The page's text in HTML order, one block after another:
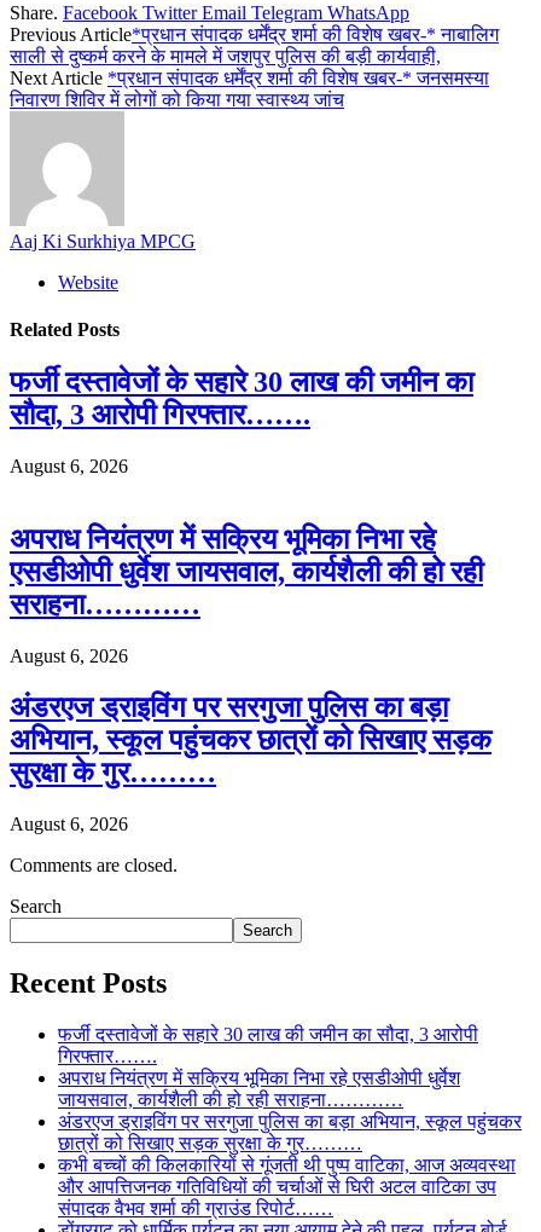
Share. Facebook Twitter Email Telegram WhatsApp
Previous Article*प्रधान संपादक धर्मेंद्र शर्मा की विशेष खबर-* नाबालिग
साली से दुष्कर्म करने के मामले में जशपुर पुलिस की बड़ी कार्यवाही,
Next Article *प्रधान संपादक धर्मेंद्र शर्मा की विशेष खबर-* जनसमस्या
निवारण शिविर में लोगों को किया गया स्वास्थ्य जांच
Aaj Ki Surkhiya MPCG
Website
Related Posts
फर्जी दस्तावेजों के सहारे 30 लाख की जमीन का
सौदा, 3 आरोपी गिरफ्तार…….
August 6, 2026
अपराध नियंत्रण में सक्रिय भूमिका निभा रहे
एसडीओपी धुर्वेश जायसवाल, कार्यशैली की हो रही
सराहना…………
August 6, 2026
अंडरएज ड्राइविंग पर सरगुजा पुलिस का बड़ा
अभियान, स्कूल पहुंचकर छात्रों को सिखाए सड़क
सुरक्षा के गुर………
August 6, 2026
Comments are closed.
Search
Search
Recent Posts
फर्जी दस्तावेजों के सहारे 30 लाख की जमीन का सौदा, 3 आरोपी
गिरफ्तार…….
अपराध नियंत्रण में सक्रिय भूमिका निभा रहे एसडीओपी धुर्वेश
जायसवाल, कार्यशैली की हो रही सराहना…………
अंडरएज ड्राइविंग पर सरगुजा पुलिस का बड़ा अभियान, स्कूल पहुंचकर
छात्रों को सिखाए सड़क सुरक्षा के गुर………
कभी बच्चों की किलकारियों से गूंजती थी पुष्प वाटिका, आज अव्यवस्था
और आपत्तिजनक गतिविधियों की चर्चाओं से घिरी अटल वाटिका उप
संपादक वैभव शर्मा की ग्राउंड रिपोर्ट……